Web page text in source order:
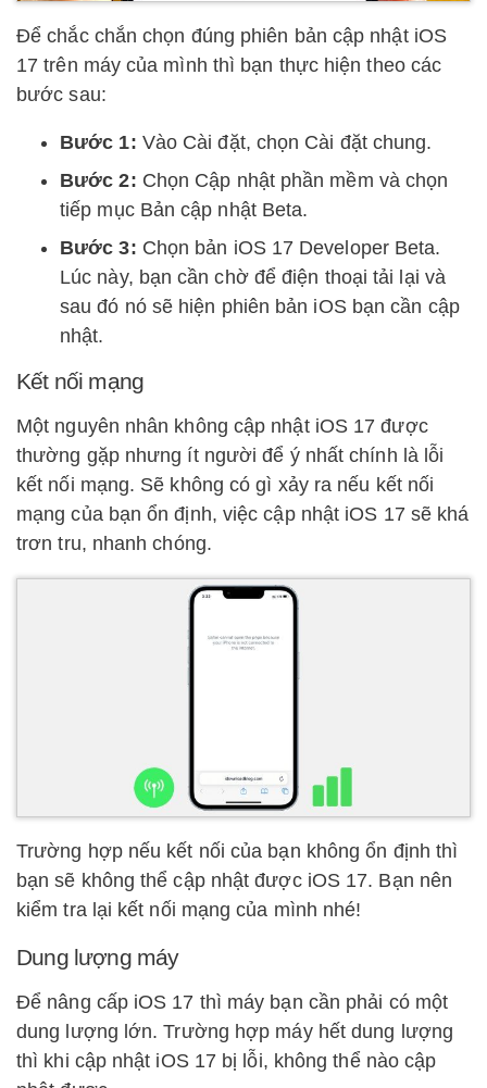
Để chắc chắn chọn đúng phiên bản cập nhật iOS
17 trên máy của mình thì bạn thực hiện theo các
bước sau:
Bước 1: Vào Cài đặt, chọn Cài đặt chung.
Bước 2: Chọn Cập nhật phần mềm và chọn
tiếp mục Bản cập nhật Beta.
Bước 3: Chọn bản iOS 17 Developer Beta.
Lúc này, bạn cần chờ để điện thoại tải lại và
sau đó nó sẽ hiện phiên bản iOS bạn cần cập
nhật.
Kết nối mạng
Một nguyên nhân không cập nhật iOS 17 được
thường gặp nhưng ít người để ý nhất chính là lỗi
kết nối mạng. Sẽ không có gì xảy ra nếu kết nối
mạng của bạn ổn định, việc cập nhật iOS 17 sẽ khá
trơn tru, nhanh chóng.
Trường hợp nếu kết nối của bạn không ổn định thì
bạn sẽ không thể cập nhật được iOS 17. Bạn nên
kiểm tra lại kết nối mạng của mình nhé!
Dung lượng máy
Để nâng cấp iOS 17 thì máy bạn cần phải có một
dung lượng lớn. Trường hợp máy hết dung lượng
thì khi cập nhật iOS 17 bị lỗi, không thể nào cập